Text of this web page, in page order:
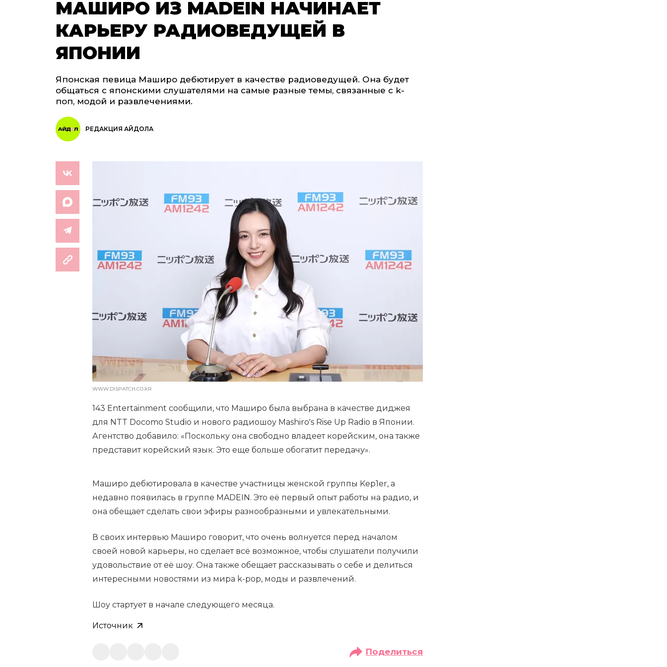
МАШИРО ИЗ MADEIN НАЧИНАЕТ
КАРЬЕРУ РАДИОВЕДУЩЕЙ В
ЯПОНИИ
Японская певица Маширо дебютирует в качестве радиоведущей. Она будет
общаться с японскими слушателями на самые разные темы, связанные с k-
поп, модой и развлечениями.
РЕДАКЦИЯ АЙДОЛА
WWW.DISPATCH.CO.KR
143 Entertainment сообщили, что Маширо была выбрана в качестве диджея
для NTT Docomo Studio и нового радиошоу Mashiro's Rise Up Radio в Японии.
Агентство добавило: «Поскольку она свободно владеет корейским, она также
представит корейский язык. Это еще больше обогатит передачу».
Маширо дебютировала в качестве участницы женской группы Kep1er, а
недавно появилась в группе MADEIN. Это её первый опыт работы на радио, и
она обещает сделать свои эфиры разнообразными и увлекательными.
В своих интервью Маширо говорит, что очень волнуется перед началом
своей новой карьеры, но сделает всё возможное, чтобы слушатели получили
удовольствие от её шоу. Она также обещает рассказывать о себе и делиться
интересными новостями из мира k-pop, моды и развлечений.
Шоу стартует в начале следующего месяца.
Источник
Поделиться